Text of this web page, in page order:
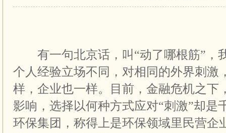
有一句北京话，叫“动了哪根筋”，
个人经验立场不同，对相同的外界刺激
样，企业也一样。目前，金融危机之下
影响，选择以何种方式应对“刺激”却是
环保集团，称得上是环保领域里民营企